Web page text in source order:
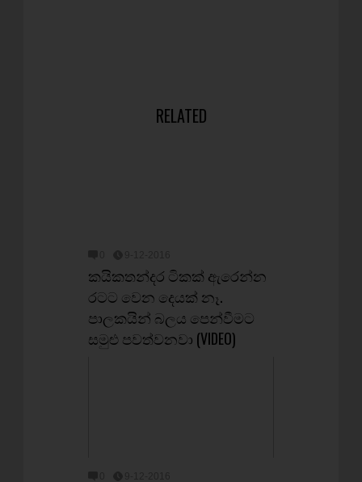
RELATED
කයිකතන්දර ටිකක් ඇරෙන්න
රටට වෙන දෙයක් නෑ.
පාලකයින් බලය පෙන්වීමට
සමුළු පවත්වනවා (VIDEO)